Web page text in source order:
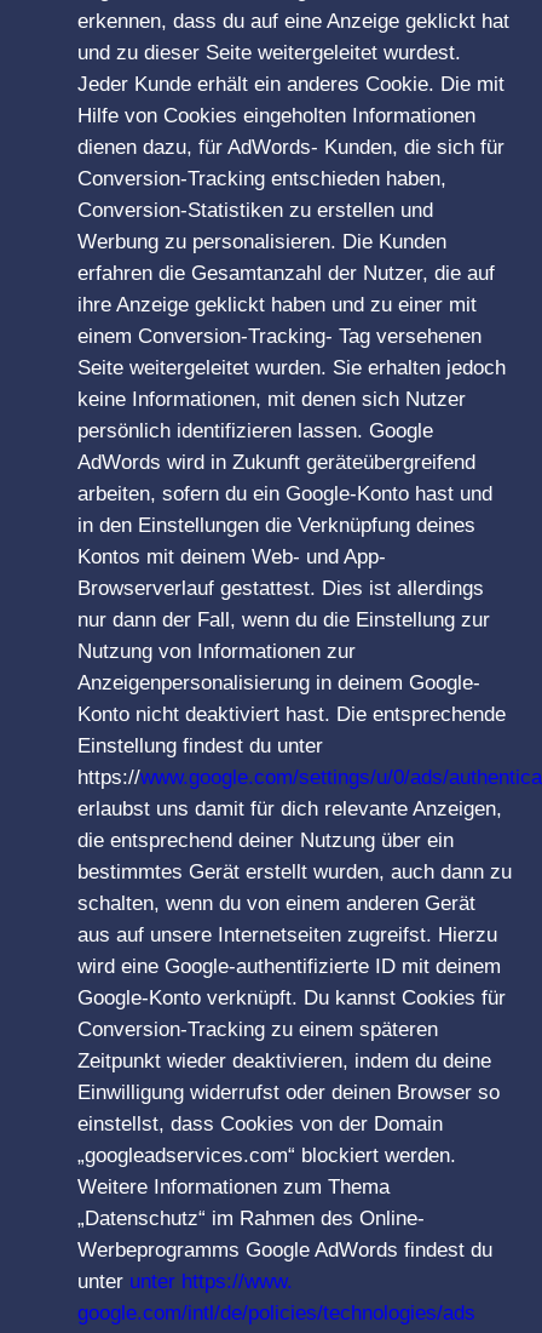
erkennen, dass du auf eine Anzeige geklickt hat
und zu dieser Seite weitergeleitet wurdest.
Jeder Kunde erhält ein anderes Cookie. Die mit
Hilfe von Cookies eingeholten Informationen
dienen dazu, für AdWords- Kunden, die sich für
Conversion-Tracking entschieden haben,
Conversion-Statistiken zu erstellen und
Werbung zu personalisieren. Die Kunden
erfahren die Gesamtanzahl der Nutzer, die auf
ihre Anzeige geklickt haben und zu einer mit
einem Conversion-Tracking- Tag versehenen
Seite weitergeleitet wurden. Sie erhalten jedoch
keine Informationen, mit denen sich Nutzer
persönlich identifizieren lassen. Google
AdWords wird in Zukunft geräteübergreifend
arbeiten, sofern du ein Google-Konto hast und
in den Einstellungen die Verknüpfung deines
Kontos mit deinem Web- und App-
Browserverlauf gestattest. Dies ist allerdings
nur dann der Fall, wenn du die Einstellung zur
Nutzung von Informationen zur
Anzeigenpersonalisierung in deinem Google-
Konto nicht deaktiviert hast. Die entsprechende
Einstellung findest du unter
https://www.google.com/settings/u/0/ads/
erlaubst uns damit für dich relevante Anzeigen,
die entsprechend deiner Nutzung über ein
bestimmtes Gerät erstellt wurden, auch dann zu
schalten, wenn du von einem anderen Gerät
aus auf unsere Internetseiten zugreifst. Hierzu
wird eine Google-authentifizierte ID mit deinem
Google-Konto verknüpft. Du kannst Cookies für
Conversion-Tracking zu einem späteren
Zeitpunkt wieder deaktivieren, indem du deine
Einwilligung widerrufst oder deinen Browser so
einstellst, dass Cookies von der Domain
„googleadservices.com“ blockiert werden.
Weitere Informationen zum Thema
„Datenschutz“ im Rahmen des Online-
Werbeprogramms Google AdWords findest du
unter unter https://www.
google.com/intl/de/policies/technologies/ads